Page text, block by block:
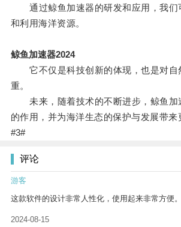
通过鲸鱼加速器的研发和应用，我们
和利用海洋资源。
鲸鱼加速器2024
它不仅是科技创新的体现，也是对自
重。
未来，随着技术的不断进步，鲸鱼加
的作用，并为海洋生态的保护与发展带来
#3#
评论
游客
这款软件的设计非常人性化，使用起来非常方便。
2024-08-15